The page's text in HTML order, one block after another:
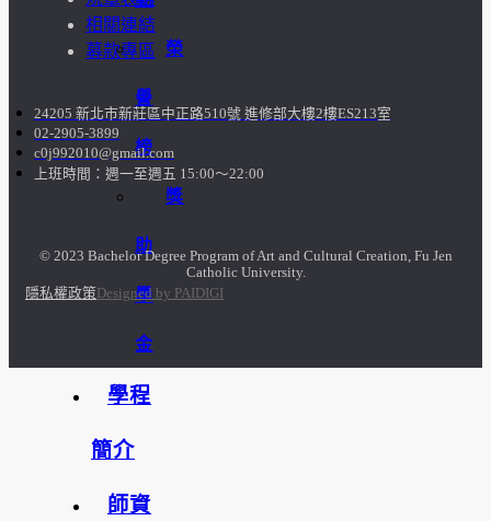
榮
譽
榜
獎
助
學
金
學程
簡介
師資
相關連結
募款專區
24205 新北市新莊區中正路510號 進修部大樓2樓ES213室
02-2905-3899
c0j992010@gmail.com
上班時間：週一至週五 15:00～22:00
© 2023 Bachelor Degree Program of Art and Cultural Creation, Fu Jen
Catholic University.
隱私權政策Designed by PAIDIGI